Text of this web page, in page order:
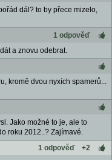
dál? to by přece mizelo,
1 odpověď
a znovu odebrat.
kromě dvou nyxích spamerů...
Jako možné to je, ale to
roku 2012..? Zajímavé.
1 odpověď
+2